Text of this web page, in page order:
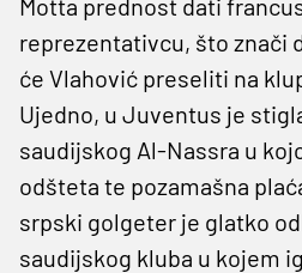
Motta prednost dati
reprezentativcu, što znači
će Vlahović preseliti na
Ujedno, u Juventus je
saudijskog Al-Nassra u
odšteta te pozamašna
srpski golgeter je glatko
saudijskog kluba u kojem